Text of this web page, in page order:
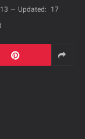
Updated:
17